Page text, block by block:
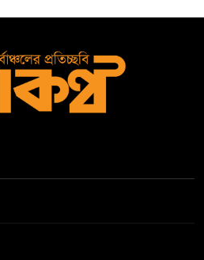
বিএসএফের গুলিতে কুলাউড়ার
যুবক নিহত